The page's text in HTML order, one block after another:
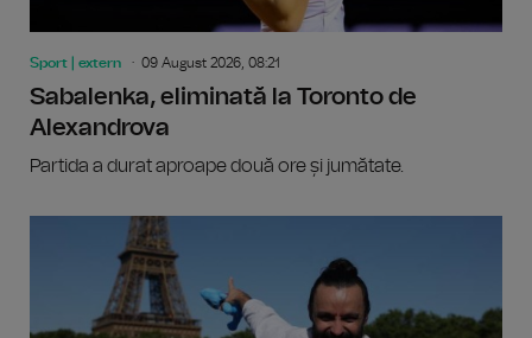
Sport | extern 09 August 2026, 08:21
Sabalenka, eliminată la Toronto de
Alexandrova
Partida a durat aproape două ore și jumătate.